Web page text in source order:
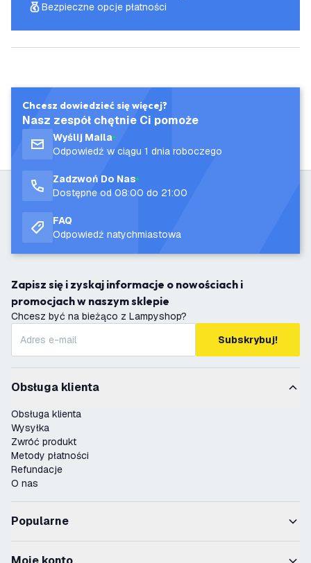
Bezpieczne opcje płatności
Chcesz dowiedzieć się więcej?
Nasz zespół chętnie Ci pomoże
Wyślij Maila
Odpowiedź w ciągu 1 dnia roboczego
Zadzwoń Do Nas
Dostępne od 08:00 do 21:00
FAQ
Odpowiedź natychmiastowa
Zapisz się i zyskaj informacje o nowościach i
promocjach w naszym sklepie
Chcesz być na bieżąco z Lampyshop?
Subskrybuj!
Obsługa klienta
Obsługa klienta
Wysyłka
Zwróć produkt
Metody płatności
Refundacje
O nas
Popularne